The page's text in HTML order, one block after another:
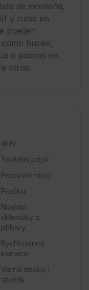
de montaña,
y rutas en
pueden
buceo,
o paseos en
otros.
WiFi
Toaletní papír
Pracovní místo
Pračka
Nádobí,
skleničky a
příbory
Rychlovarná
konvice
Varná deska /
sporák